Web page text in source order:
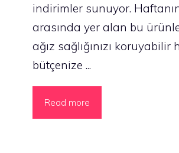
indirimler sunuyor. Haftanın
arasında yer alan bu
ağız sağlığınızı koruyabilir
bütçenize ...
Read more